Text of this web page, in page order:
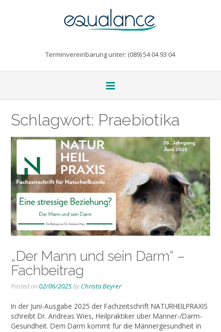
Terminvereinbarung unter: (089) 54 04 93 04
Schlagwort: Praebiotika
„Der Mann und sein Darm“ –
Fachbeitrag
Posted on02/06/2025by Christa Beyrer
In der Juni-Ausgabe 2025 der Fachzeitschrift NATURHEILPRAXIS
schreibt Dr. Andreas Wies, Heilpraktiker über Männer-/Darm-
Gesundheit. Dem Darm kommt für die Männergesundheit in